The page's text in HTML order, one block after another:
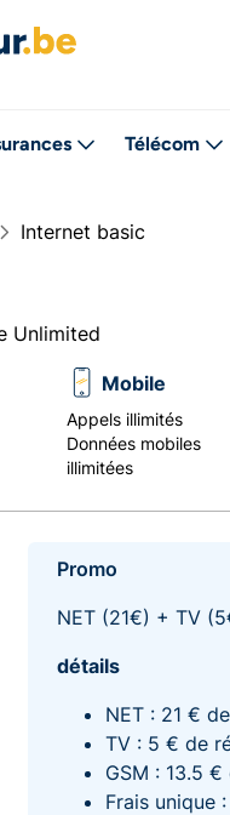
Télécom
Internet basic
Unlimited
Mobile
Appels illimités
Données mobiles
illimitées
Promo
NET (21€) + TV
détails
NET : 21 €
TV : 5 € de
GSM : 13.5
Frais unique